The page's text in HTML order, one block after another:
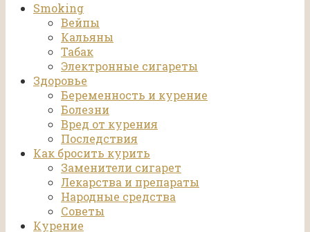
Smoking
Вейпы
Кальяны
Табак
Электронные сигареты
Здоровье
Беременность и курение
Болезни
Вред от курения
Последствия
Как бросить курить
Заменители сигарет
Лекарства и препараты
Народные средства
Советы
Курение